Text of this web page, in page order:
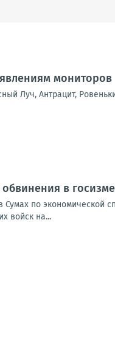
мониторов
Луч, Антрацит,
обвинения в
по экономической
войск на...